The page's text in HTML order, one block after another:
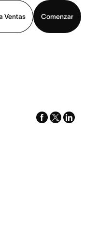
Ventas
Comenzar
facebook
x-
linkedin